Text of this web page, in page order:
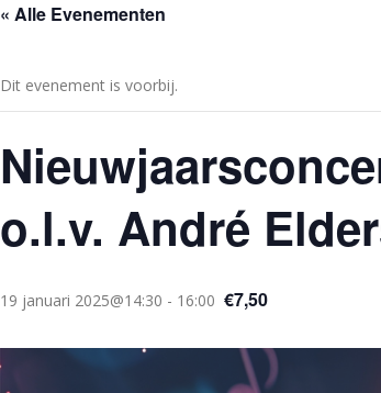
« Alle Evenementen
Dit evenement is voorbij.
o.l.v. André
19 januari 2025@14:30 - 16:00 €7,50